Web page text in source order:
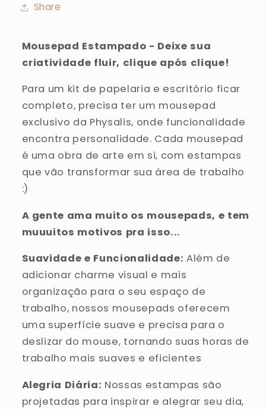
Share
Mousepad Estampado - Deixe sua
criatividade fluir, clique após clique!
Para um kit de papelaria e escritório ficar
completo, precisa ter um mousepad
exclusivo da Physalis, onde funcionalidade
encontra personalidade. Cada mousepad
é uma obra de arte em si, com estampas
que vão transformar sua área de trabalho
:)
A gente ama muito os mousepads, e tem
muuuitos motivos pra isso...
Suavidade e Funcionalidade: Além de
adicionar charme visual e mais
organização para o seu espaço de
trabalho, nossos mousepads oferecem
uma superfície suave e precisa para o
deslizar do mouse, tornando suas horas de
trabalho mais suaves e eficientes
Alegria Diária: Nossas estampas são
projetadas para inspirar e alegrar seu dia,